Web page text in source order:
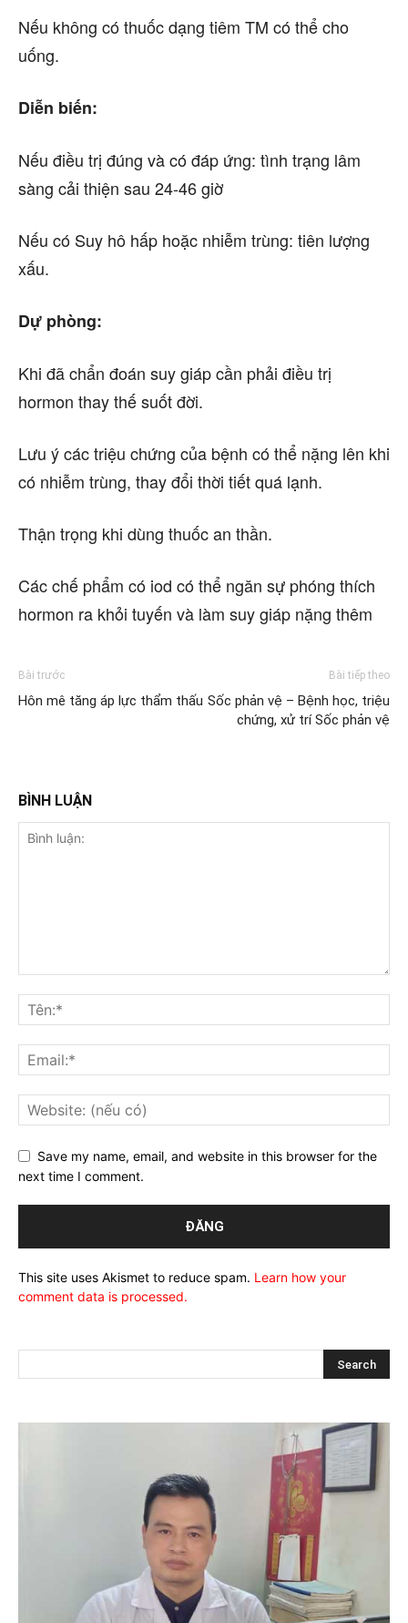
Nếu không có thuốc dạng tiêm TM có thể cho
uống.
Diễn biến:
Nếu điều trị đúng và có đáp ứng: tình trạng lâm
sàng cải thiện sau 24-46 giờ
Nếu có Suy hô hấp hoặc nhiễm trùng: tiên lượng
xấu.
Dự phòng:
Khi đã chẩn đoán suy giáp cần phải điều trị
hormon thay thế suốt đời.
Lưu ý các triệu chứng của bệnh có thể nặng lên khi
có nhiễm trùng, thay đổi thời tiết quá lạnh.
Thận trọng khi dùng thuốc an thần.
Các chế phẩm có iod có thể ngăn sự phóng thích
hormon ra khỏi tuyến và làm suy giáp nặng thêm
Bài trước
Hôn mê tăng áp lực thẩm thấu
Bài tiếp theo
Sốc phản vệ – Bệnh học, triệu
chứng, xử trí Sốc phản vệ
BÌNH LUẬN
Save my name, email, and website in this browser for the
next time I comment.
This site uses Akismet to reduce spam. Learn how your
comment data is processed.